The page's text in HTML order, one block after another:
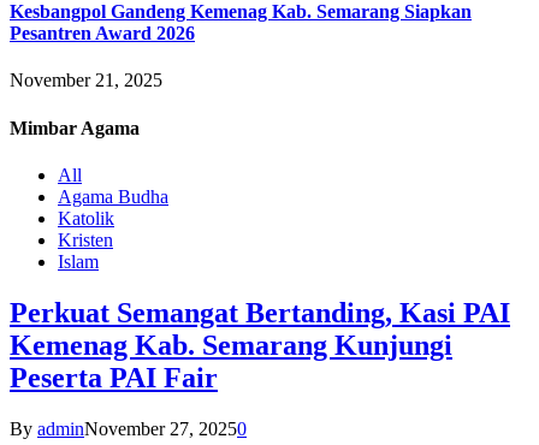
Kesbangpol Gandeng Kemenag Kab. Semarang Siapkan
Pesantren Award 2026
November 21, 2025
Mimbar Agama
All
Agama Budha
Katolik
Kristen
Islam
Perkuat Semangat Bertanding, Kasi PAI
Kemenag Kab. Semarang Kunjungi
Peserta PAI Fair
By adminNovember 27, 20250